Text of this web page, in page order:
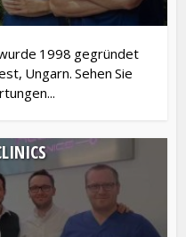
1998 gegründet
Ungarn. Sehen Sie